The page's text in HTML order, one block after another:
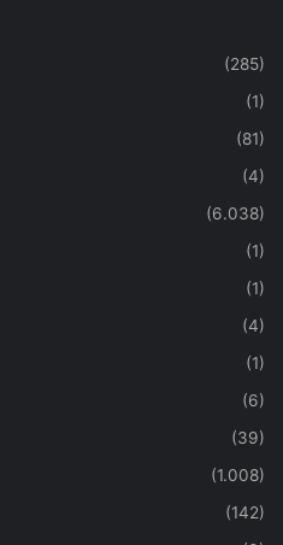
(285)
(1)
(81)
(4)
(6.038)
(1)
(1)
(4)
(1)
(6)
(39)
(1.008)
(142)